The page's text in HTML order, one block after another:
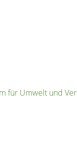
für Umwelt und